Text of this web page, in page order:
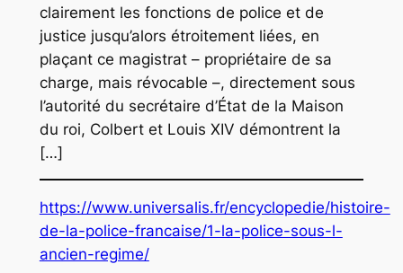
clairement les fonctions de police et de
justice jusqu’alors étroitement liées, en
plaçant ce magistrat – propriétaire de sa
charge, mais révocable –, directement sous
l’autorité du secrétaire d’État de la Maison
du roi, Colbert et Louis XIV démontrent la
[…]
https://www.universalis.fr/encyclopedie/histoire-
de-la-police-francaise/1-la-police-sous-l-
ancien-regime/